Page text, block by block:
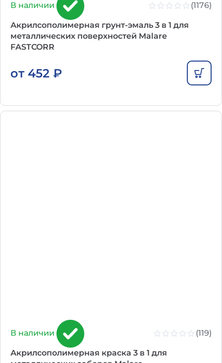
В наличии (1176)
Акрилсополимерная грунт-эмаль 3 в 1 для
металлических поверхностей Malare
FASTCORR
от 452 ₽
В наличии (119)
Акрилсополимерная краска 3 в 1 для